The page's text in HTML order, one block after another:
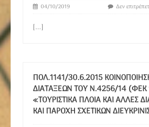
04/10/2019 Δεν
[...]
ΠΟΛ.1141/30.6.2015
ΔΙΑΤΆΞΕΩΝ ΤΟΥ Ν.4256/14 (ΦΕΚ
«ΤΟΥΡΙΣΤΙΚΆ ΠΛΟΊΑ ΚΑΙ ΆΛΛΕΣ
ΚΑΙ ΠΑΡΟΧΉ ΣΧΕΤΙΚΏΝ